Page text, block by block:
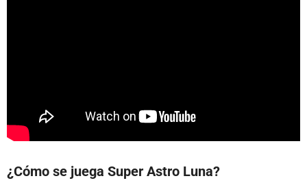
¿Cómo se juega Super Astro Luna?